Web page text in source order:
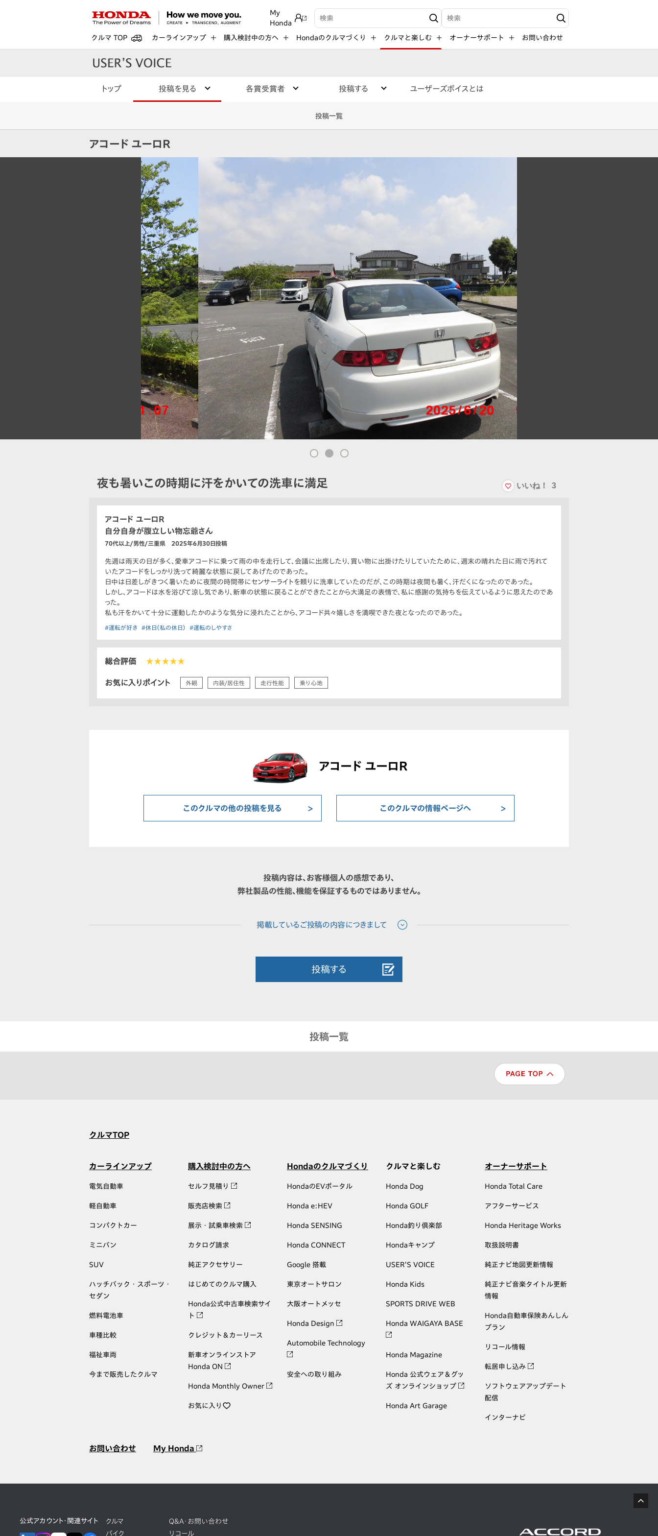
My
Honda
検索キーワード入力 検索キーワード入力
クルマ TOP カーラインアップ 購入検討中の方へ Hondaのクルマづくり クルマと楽しむ オーナーサポート お問い合わせ
トップ 投稿を見る 各賞受賞者 投稿する ユーザーズボイスとは
投稿一覧
アコード ユーロR
夜も暑いこの時期に汗をかいての洗車に満足 いいね！ 3
アコード ユーロR
自分自身が腹立しい物忘爺さん
70代以上/男性/三重県 2025年6月30日投稿
先週は雨天の日が多く、愛車アコードに乗って雨の中を走行して、会議に出席したり、買い物に出掛けたりしていたために、週末の晴れた日に雨で汚れて
いたアコードをしっかり洗って綺麗な状態に戻してあげたのであった。
日中は日差しがきつく暑いために夜間の時間帯にセンサーライトを頼りに洗車していたのだが、この時期は夜間も暑く、汗だくになったのであった。
しかし、アコードは水を浴びて涼し気であり、新車の状態に戻ることができたことから大満足の表情で、私に感謝の気持ちを伝えているように思えたのであ
った。
私も汗をかいて十分に運動したかのような気分に浸れたことから、アコード共々嬉しさを満喫できた夜となったのであった。
#運転が好き #休日（私の休日） #運転のしやすさ
総合評価 ★★★★★
お気に入りポイント 外観 内装/居住性 走行性能 乗り心地
アコード ユーロR
このクルマの他の投稿を見る このクルマの情報ページへ
投稿内容は、お客様個人の感想であり、
弊社製品の性能、機能を保証するものではありません。
投稿する
投稿一覧
クルマTOP
カーラインアップ
電気自動車
軽自動車
コンパクトカー
ミニバン
SUV
ハッチバック・スポーツ・
セダン
燃料電池車
車種比較
福祉車両
今まで販売したクルマ
購入検討中の方へ
セルフ見積り
販売店検索
展示・試乗車検索
カタログ請求
純正アクセサリー
はじめてのクルマ購入
Honda公式中古車検索サイ
ト
クレジット＆カーリース
新車オンラインストア
Honda ON
Honda Monthly Owner
お気に入り
Hondaのクルマづくり
HondaのEVポータル
Honda e:HEV
Honda SENSING
Honda CONNECT
Google 搭載
東京オートサロン
大阪オートメッセ
Honda Design
Automobile Technology
安全への取り組み
クルマと楽しむ
Honda Dog
Honda GOLF
Honda釣り倶楽部
Hondaキャンプ
USER'S VOICE
Honda Kids
SPORTS DRIVE WEB
Honda WAIGAYA BASE
Honda Magazine
Honda 公式ウェア＆グッ
ズ オンラインショップ
Honda Art Garage
オーナーサポート
Honda Total Care
アフターサービス
Honda Heritage Works
取扱説明書
純正ナビ地図更新情報
純正ナビ音楽タイトル更新
情報
Honda自動車保険あんしん
プラン
リコール情報
転居申し込み
ソフトウェアアップデート
配信
インターナビ
お問い合わせ My Honda
公式アカウント・関連サイト
クルマ
バイク
Q&A・お問い合わせ
リコール